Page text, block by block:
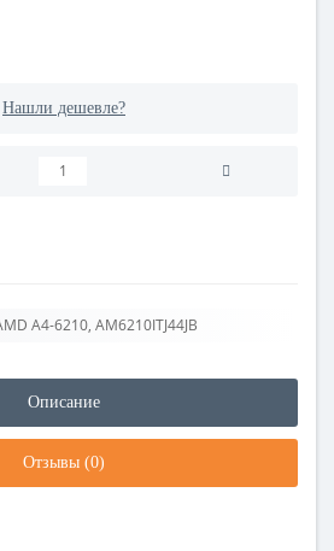
Нашли дешевле?
A4-6210, AM6210ITJ44JB
Описание
Отзывы (0)